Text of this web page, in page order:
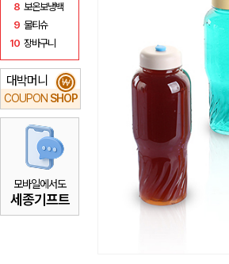
8 보온보냉백
9 물티슈
10 장바구니
대박머니
COUPON SHOP
₩
모바일에서도
세종기프트